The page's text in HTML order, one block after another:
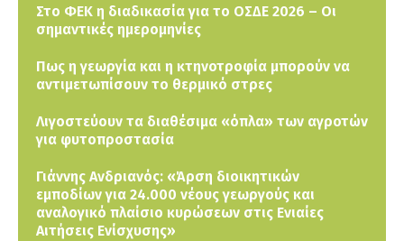
Στο ΦΕΚ η διαδικασία για το ΟΣΔΕ 2026 – Οι
σημαντικές ημερομηνίες
Πως η γεωργία και η κτηνοτροφία μπορούν να
αντιμετωπίσουν το θερμικό στρες
Λιγοστεύουν τα διαθέσιμα «όπλα» των αγροτών
για φυτοπροστασία
Γιάννης Ανδριανός: «Άρση διοικητικών
εμποδίων για 24.000 νέους γεωργούς και
αναλογικό πλαίσιο κυρώσεων στις Ενιαίες
Αιτήσεις Ενίσχυσης»